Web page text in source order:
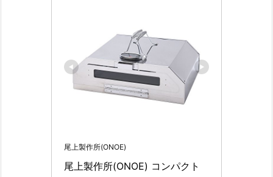
尾上製作所(ONOE)
尾上製作所(ONOE) コンパクト